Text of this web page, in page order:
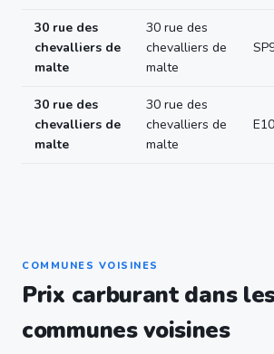
30 rue des
chevalliers de
malte
30 rue des
chevalliers de
malte
30 rue des
chevalliers de
malte
30 rue des
chevalliers de
malte
E10
COMMUNES VOISINES
Prix carburant dans
communes voisines